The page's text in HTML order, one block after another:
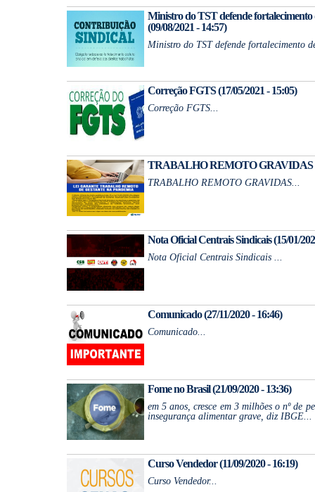
Ministro do TST defende fortalecimento
(09/08/2021 - 14:57)
Ministro do TST defende fortalecimento
Correção FGTS (17/05/2021 - 15:05)
Correção FGTS...
TRABALHO REMOTO GRAVIDAS
TRABALHO REMOTO GRAVIDAS...
Nota Oficial Centrais Sindicais (15/01/
Nota Oficial Centrais Sindicais ...
Comunicado (27/11/2020 - 16:46)
Comunicado...
Fome no Brasil (21/09/2020 - 13:36)
em 5 anos, cresce em 3 milhões o nº de
insegurança alimentar grave, diz IBGE...
Curso Vendedor (11/09/2020 - 16:19)
Curso Vendedor...